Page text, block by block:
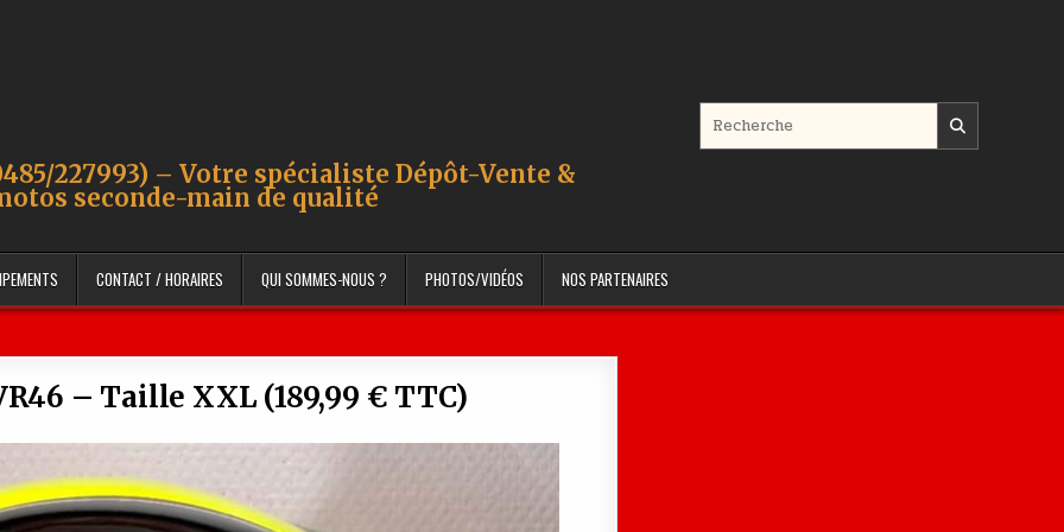
227993) – Votre spécialiste Dépôt-Vente &
seconde-main de qualité
CONTACT / HORAIRES QUI SOMMES-NOUS ? PHOTOS/VIDÉOS NOS PARTENAIRES
– Taille XXL (189,99 € TTC)